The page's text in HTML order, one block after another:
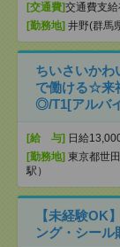
[交通費]交通費支給
[勤務地] 井野(群馬
ちいさいかわ
で働ける☆来
◎/T1[アルバ
[給 与] 日給
[勤務地] 東京都世
駅）
【未経験OK
ング・シー